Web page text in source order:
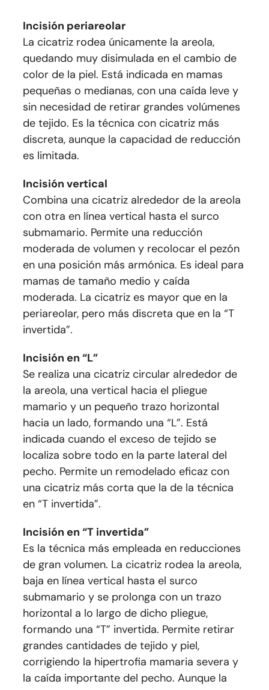
Incisión periareolar
La cicatriz rodea únicamente la areola,
quedando muy disimulada en el cambio de
color de la piel. Está indicada en mamas
pequeñas o medianas, con una caída leve y
sin necesidad de retirar grandes volúmenes
de tejido. Es la técnica con cicatriz más
discreta, aunque la capacidad de reducción
es limitada.
Incisión vertical
Combina una cicatriz alrededor de la areola
con otra en línea vertical hasta el surco
submamario. Permite una reducción
moderada de volumen y recolocar el pezón
en una posición más armónica. Es ideal para
mamas de tamaño medio y caída
moderada. La cicatriz es mayor que en la
periareolar, pero más discreta que en la “T
invertida”.
Incisión en “L”
Se realiza una cicatriz circular alrededor de
la areola, una vertical hacia el pliegue
mamario y un pequeño trazo horizontal
hacia un lado, formando una “L”. Está
indicada cuando el exceso de tejido se
localiza sobre todo en la parte lateral del
pecho. Permite un remodelado eficaz con
una cicatriz más corta que la de la técnica
en “T invertida”.
Incisión en “T invertida”
Es la técnica más empleada en reducciones
de gran volumen. La cicatriz rodea la areola,
baja en línea vertical hasta el surco
submamario y se prolonga con un trazo
horizontal a lo largo de dicho pliegue,
formando una “T” invertida. Permite retirar
grandes cantidades de tejido y piel,
corrigiendo la hipertrofia mamaria severa y
la caída importante del pecho. Aunque la